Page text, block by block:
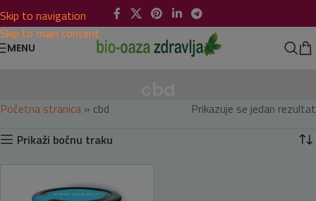
Skip to navigation
Skip to main content
MENU
Početna stranica » cbd
Prikazuje se jedan rezultat
Prikaži bočnu traku